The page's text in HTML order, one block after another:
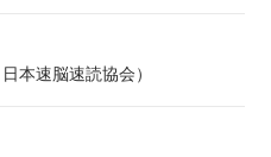
本速脳速読協会）